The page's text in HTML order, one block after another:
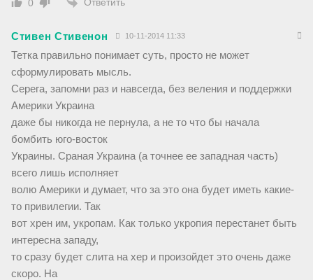
0 Ответить
Стивен Стивенон 10-11-2014 11:33
Тетка правильно понимает суть, просто не может
сформулировать мысль.
Серега, запомни раз и навсегда, без веления и поддержки
Америки Украина
даже бы никогда не пернула, а не то что бы начала
бомбить юго-восток
Украины. Сраная Украина (а точнее ее западная часть)
всего лишь исполняет
волю Америки и думает, что за это она будет иметь какие-
то привилегии. Так
вот хрен им, укропам. Как только укропия перестанет быть
интересна западу,
то сразу будет слита на хер и произойдет это очень даже
скоро. На